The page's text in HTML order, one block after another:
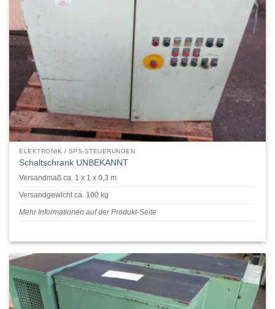
ELEKTRONIK / SPS-STEUERUNGEN
Schaltschrank UNBEKANNT
Versandmaß ca. 1 x 1 x 0,3 m
Versandgewicht ca. 100 kg
Mehr Informationen auf der Produkt-Seite